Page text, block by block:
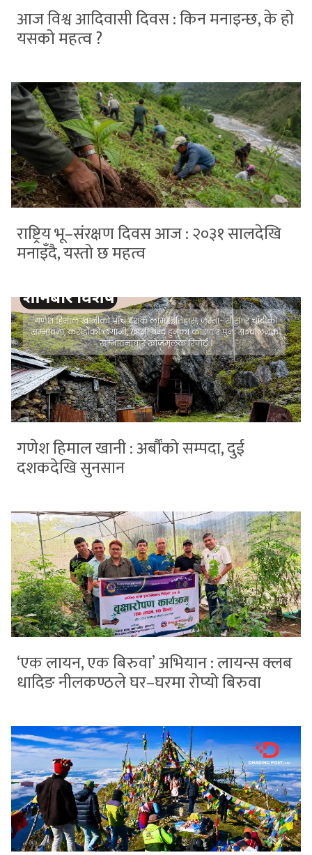
आज विश्व आदिवासी दिवस : किन मनाइन्छ, के हो
यसको महत्व ?
राष्ट्रिय भू–संरक्षण दिवस आज : २०३१ सालदेखि
मनाइँदै, यस्तो छ महत्व
गणेश हिमाल खानी : अर्बौंको सम्पदा, दुई
दशकदेखि सुनसान
‘एक लायन, एक बिरुवा’ अभियान : लायन्स क्लब
धादिङ नीलकण्ठले घर–घरमा रोप्यो बिरुवा